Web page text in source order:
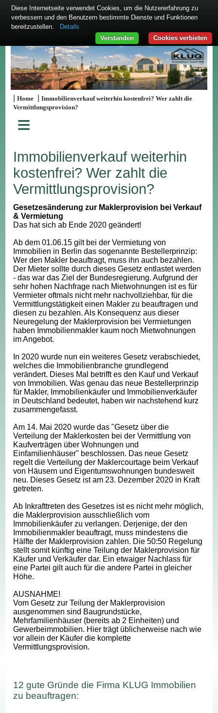
|Home |Immobilienverkauf weiterhin kostenfrei? Wer zahlt die
Vermittlungsprovision?
≡
Immobilienverkauf weiterhin
kostenfrei? Wer zahlt die
Vermittlungsprovision?
Gesetzesänderung zur Maklerprovision bei Verkauf
& Vermietung
Das hat sich ab Ende 2020 geändert!
Ab dem 01.06.15 gilt bei der Vermietung von
Immobilien in Berlin das sogenannte Bestellerprinzip:
Wer den Makler beauftragt, muss ihn auch bezahlen.
Der Mieter sollte durch dieses Gesetz entlastet werden
- das war das Ziel der Bundesregierung. Aufgrund der
sehr hohen Nachfrage nach Mietwohnungen ist es für
Vermieter oftmals nicht mehr nachvollziehbar, für die
Vermittlungstätigkeit einen Makler zu beauftragen und
diesen zu bezahlen. Als Konsequenz aus dieser
Neuregelung der Maklerprovision bei Vermietungen
haben Immobilienmakler kaum noch Mietwohnungen
im Angebot.
In 2020 wurde nun ein weiteres Gesetz verabschiedet,
welches die Immobilienbranche grundlegend
verändert. Dieses Mal betrifft es den Kauf und Verkauf
von Immobilien. Was genau das neue Bestellerprinzip
für Makler, Immobilienkäufer und Immobilienverkäufer
in Deutschland bedeutet, haben wir nachstehend kurz
zusammengefasst.
Am 14. Mai 2020 wurde das "Gesetz über die
Verteilung der Maklerkosten bei der Vermittlung von
Kaufverträgen über Wohnungen und
Einfamilienhäuser" beschlossen. Das neue Gesetz
regelt die Verteilung der Maklercourtage beim Verkauf
von Häusern und Eigentumswohnungen bundesweit
neu. Dieses Gesetz ist am 23. Dezember 2020 in Kraft
getreten.
Ab Inkrafttreten des Gesetzes ist es nicht mehr möglich,
die Maklerprovision ausschließlich vom
Immobilienkäufer zu verlangen. Derjenige, der den
Immobilienmakler beauftragt, muss mindestens die
Hälfte der Maklerprovision zahlen. Die 50:50 Regelung
stellt somit künftig eine Teilung der Maklerprovision für
Käufer und Verkäufer dar. Ein etwaiger Nachlass für
eine Partei gilt auch für die andere Partei in gleicher
Höhe.
AUSNAHME!
Vom Gesetz zur Teilung der Maklerprovision
ausgenommen sind Baugrundstücke,
Mehrfamilienhäuser (bereits ab 2 Einheiten) und
Gewerbeimmobilien. Hier trägt üblicherweise nach wie
vor allein der Käufer die komplette
Vermittlungsprovision.
12 gute Gründe die Firma KLUG Immobilien
zu beauftragen:
Diese Internetseite verwendet Cookies, um die Nutzererfahrung zu
verbessern und den Benutzern bestimmte Dienste und Funktionen
bereitzustellen.
Details
Cookies verbieten
Verstanden